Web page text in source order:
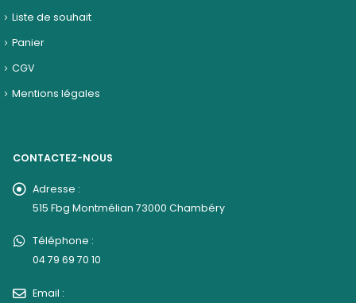
Liste de souhait
Panier
CGV
Mentions légales
CONTACTEZ-NOUS
Adresse :
515 Fbg Montmélian 73000 Chambéry
Téléphone :
04 79 69 70 10
Email :